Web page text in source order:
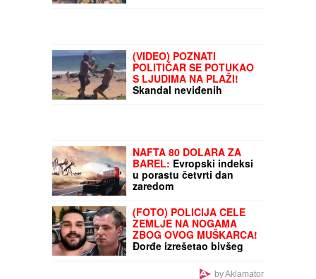
Nisu imali platne listiće ni
dokaze o isplati zarada:
Ova država zatvorila
transportnu kompaniju i
NA ADI BOJANITerza
video Barbaru! Dva puta
pričali, a onda ga
pozvala: "Upisaću se kao